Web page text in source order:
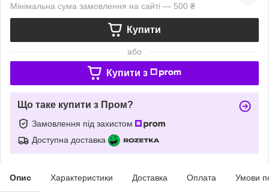
Мінімальна сума замовлення на сайті — 500 ₴
Купити
або
Купити з
Що таке купити з Пром?
Замовлення під захистом
Доступна доставка
Опис Характеристики Доставка Оплата Умови